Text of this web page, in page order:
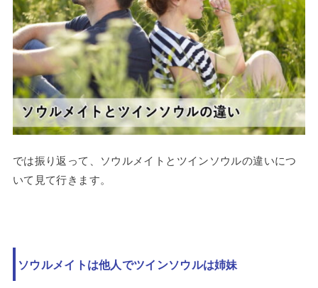
では振り返って、ソウルメイトとツインソウルの違いにつ
いて見て行きます。
ソウルメイトは他人でツインソウルは姉妹